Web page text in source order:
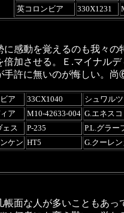
英コロンビア
330X1231
に感動を覚えるのも我々
倍加させる。Ｅ .マイナル
手許に無いのが悔しい。
ア 33CX1040
シュワル
ア
M10-42633-004 G.エネスコ
ェス
P-235
P.L.グラー
ケン HT5 G.クーレ
帳面な人が多いこともあっ